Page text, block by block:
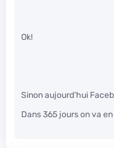
Ok!
Sinon aujourd’hui
Dans 365 jours on va